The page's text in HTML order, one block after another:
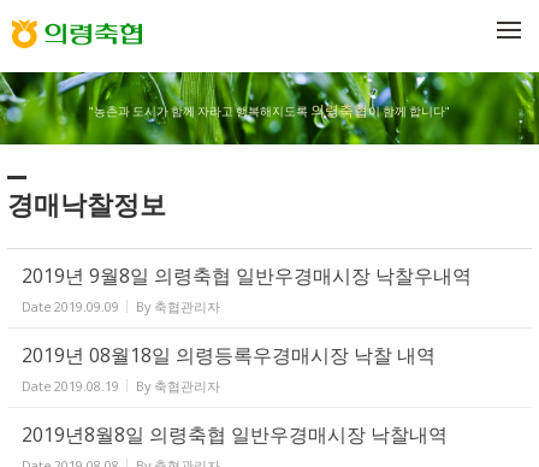
"농촌과 도시가 함께 자라고 행복해지도록 의령축협이 함께 합니다"
경매낙찰정보
2019년 9월8일 의령축협 일반우경매시장 낙찰우내역
Date 2019.09.09 By 축협관리자
2019년 08월18일 의령등록우경매시장 낙찰 내역
Date 2019.08.19 By 축협관리자
2019년8월8일 의령축협 일반우경매시장 낙찰내역